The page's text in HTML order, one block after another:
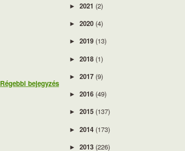
Régebbi bejegyzés
► 2021 (2)
► 2020 (4)
► 2019 (13)
► 2018 (1)
► 2017 (9)
► 2016 (49)
► 2015 (137)
► 2014 (173)
► 2013 (226)